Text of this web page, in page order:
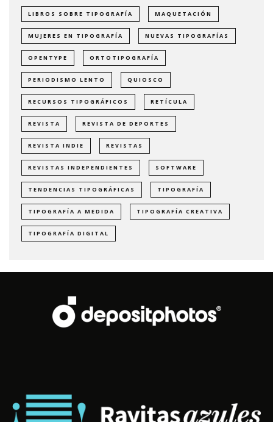
LIBROS SOBRE TIPOGRAFÍA MAQUETACIÓN
MUJERES EN TIPOGRAFÍA NUEVAS TIPOGRAFÍAS
OPENTYPE ORTOTIPOGRAFÍA
PERIODISMO LENTO QUIOSCO
RECURSOS TIPOGRÁFICOS RETÍCULA
REVISTA REVISTA DE DEPORTES
REVISTA INDIE REVISTAS
REVISTAS INDEPENDIENTES SOFTWARE
TENDENCIAS TIPOGRÁFICAS TIPOGRAFÍA
TIPOGRAFÍA A MEDIDA TIPOGRAFÍA CREATIVA
TIPOGRAFÍA DIGITAL